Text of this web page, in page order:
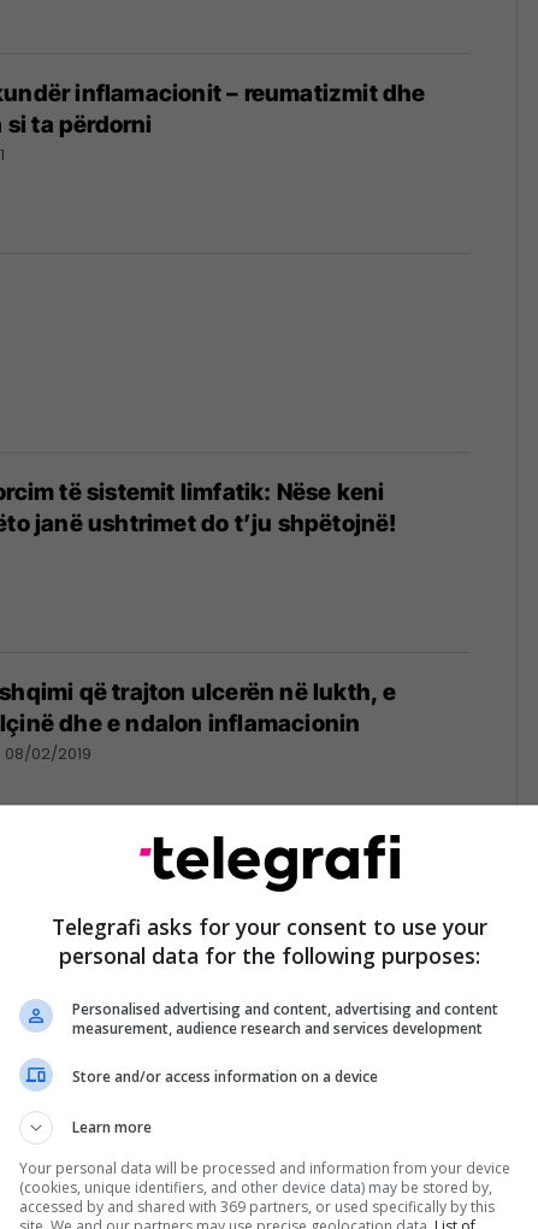
inflamacionit – reumatizmit dhe
si ta përdorni
të sistemit limfatik: Nëse keni
janë ushtrimet do t’ju shpëtojnë!
që trajton ulcerën në lukth, e
dhe e ndalon inflamacionin
08/02/2019
quajtur ‘bima e përjetësisë’, shkenca i
shëruese të aloe veras
09/01/2019
në ushqimet e ‘shëndetshme’ që
sëmundje
Telegrafi asks for your consent to use your
personal data for the following purposes:
Personalised advertising and content, advertising and content
measurement, audience research and services development
Store and/or access information on a device
Learn more
Your personal data will be processed and information from your device
(cookies, unique identifiers, and other device data) may be stored by,
accessed by and shared with 369 partners, or used specifically by this